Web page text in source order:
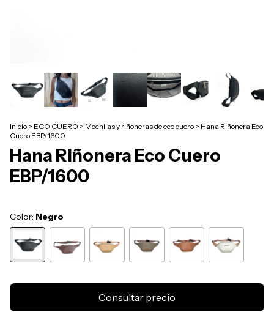
Inicio > ECO CUERO > Mochilas y riñoneras de eco cuero > Hana Riñonera Eco
Cuero EBP/1600
Hana Riñonera Eco Cuero
EBP/1600
Color: Negro